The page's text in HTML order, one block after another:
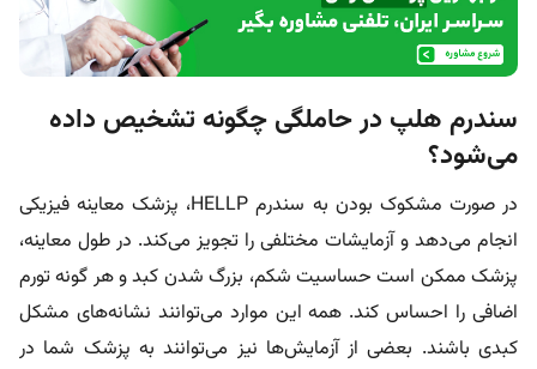
سندرم هلپ در حاملگی چگونه تشخیص داده
می‌شود؟
در صورت مشکوک بودن به سندرم HELLP، پزشک معاینه فیزیکی
انجام می‌دهد و آزمایشات مختلفی را تجویز می‌کند. در طول معاینه،
پزشک ممکن است حساسیت شکم، بزرگ شدن کبد و هر گونه تورم
اضافی را احساس کند. همه این موارد می‌توانند نشانه‌های مشکل
کبدی باشند. بعضی از آزمایش‌ها نیز می‌توانند به پزشک شما در